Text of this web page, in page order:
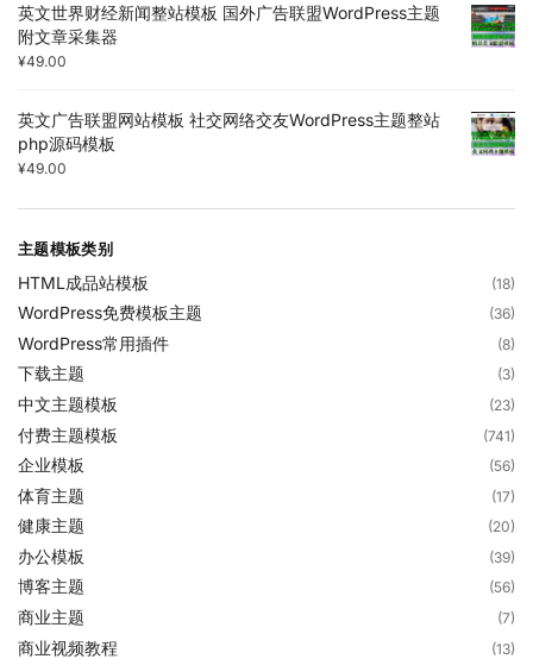
英文世界财经新闻整站模板 国外广告联盟WordPress主题
附文章采集器
¥49.00
英文广告联盟网站模板 社交网络交友WordPress主题整站
php源码模板
¥49.00
主题模板类别
HTML成品站模板 (18)
WordPress免费模板主题 (36)
WordPress常用插件 (8)
下载主题 (3)
中文主题模板 (23)
付费主题模板 (741)
企业模板 (56)
体育主题 (17)
健康主题 (20)
办公模板 (39)
博客主题 (56)
商业主题 (7)
商业视频教程 (13)